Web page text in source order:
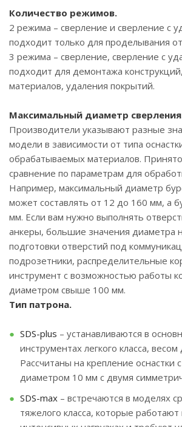
Количество режимов.
2 режима – сверление и сверление с
подходит только для проделывания
3 режима – сверление, сверление с
подходит для демонтажа
материалов, удаления покрытий.
Максимальный диаметр
Производители указывают разные
модели в зависимости от типа
обрабатываемых материалов.
сравнение по параметрам для
Например, максимальный диаметр
может составлять от 12 до 160 мм, а
мм. Если вам нужно выполнять
анкеры, большие значения диаметра
подготовки отверстий под
подрозетники, распределительные
инструмент с возможностью работы
диаметром свыше 100 мм.
Тип патрона.
SDS-plus – устанавливаются в
инструментах легкого класса, весом
Рассчитаны на крепление оснастки
диаметром 10 мм с двумя
SDS-max – встречаются в моделях
тяжелого класса, которые